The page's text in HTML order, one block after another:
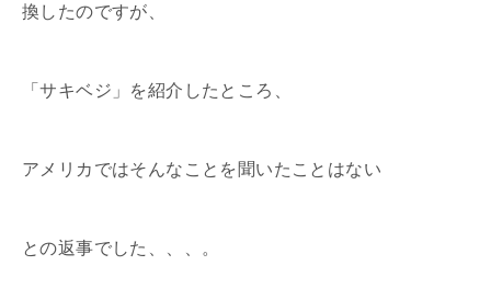
換したのですが、
「サキベジ」を紹介したところ、
アメリカではそんなことを聞いたことはない
との返事でした、、、。